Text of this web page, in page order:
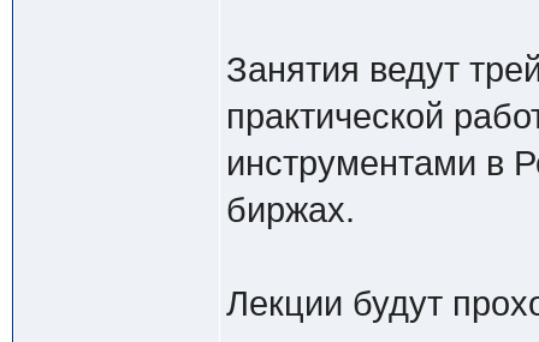
Занятия ведут
практической
инструментами в
биржах.
Лекции будут